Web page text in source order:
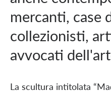
mercanti, case
collezionisti,
avvocati
La scultura intitolata